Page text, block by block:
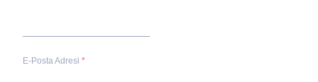
E-Posta Adresi